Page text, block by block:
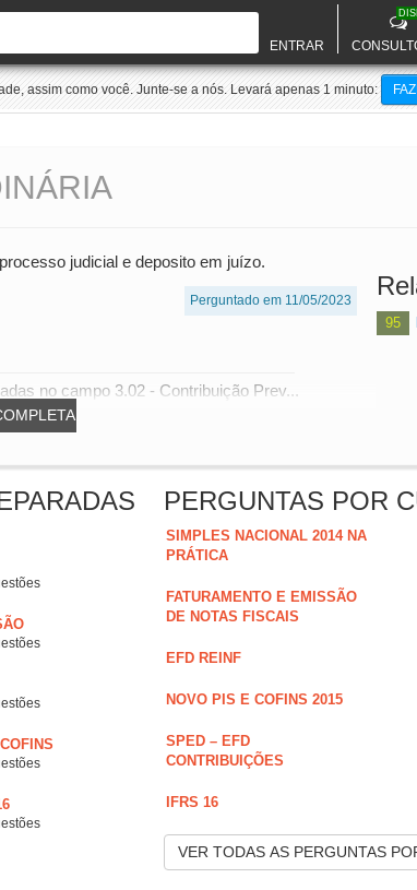
ENTRAR
assim como você. Junte-se a nós. Levará apenas 1 minuto:
judicial e deposito em juízo.
Perguntado em 11/05/2023
no campo 3.02 - Contribuição Prev...
95
PERGUNTAS POR
SIMPLES NACIONAL 2014 NA
PRÁTICA
FATURAMENTO E EMISSÃO
DE NOTAS FISCAIS
EFD REINF
NOVO PIS E COFINS 2015
SPED – EFD
CONTRIBUIÇÕES
IFRS 16
VER TODAS AS PERGUNTAS